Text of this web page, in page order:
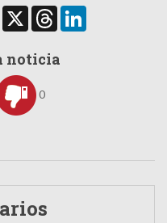
Facebook
X Threads
noticia
0